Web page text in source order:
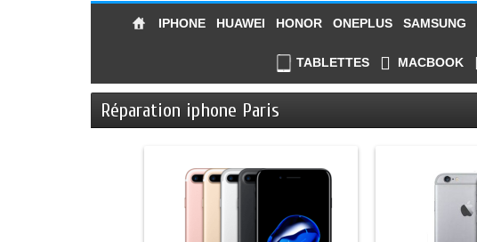
IPHONE HUAWEI HONOR ONEPLUS SAMSUNG
TABLETTES MACBOOK
Réparation iphone Paris